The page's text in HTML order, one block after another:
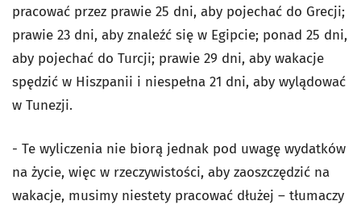
pracować przez prawie 25 dni, aby pojechać do Grecji;
prawie 23 dni, aby znaleźć się w Egipcie; ponad 25 dni,
aby pojechać do Turcji; prawie 29 dni, aby wakacje
spędzić w Hiszpanii i niespełna 21 dni, aby wylądować
w Tunezji.
- Te wyliczenia nie biorą jednak pod uwagę wydatków
na życie, więc w rzeczywistości, aby zaoszczędzić na
wakacje, musimy niestety pracować dłużej – tłumaczy